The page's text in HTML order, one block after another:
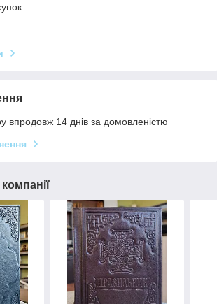
впродовж 14 днів за домовленістю